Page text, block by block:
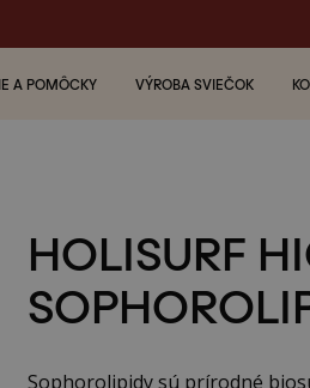
A POMÔCKY VÝROBA SVIEČOK
HOLISURF
Sophorolipidy sú prírodné